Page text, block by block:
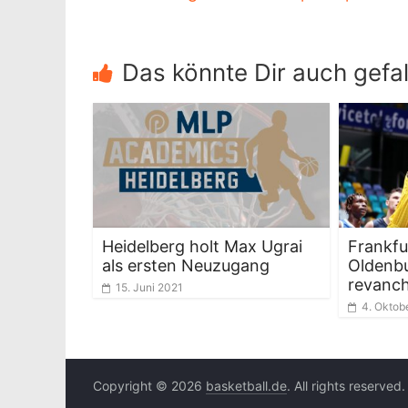
Das könnte Dir auch
Heidelberg holt Max Ugrai
als ersten Neuzugang
15. Juni 2021
4.
Copyright © 2026 basketball.de. All rights reserved.